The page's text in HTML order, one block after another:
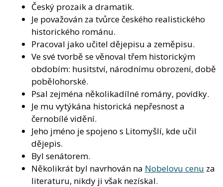
Český prozaik a dramatik.
Je považován za tvůrce českého realistického
historického románu.
Pracoval jako učitel dějepisu a zeměpisu.
Ve své tvorbě se věnoval třem historickým
obdobím: husitství, národnímu obrození, době
pobělohorské.
Psal zejména několikadílné romány, povídky.
Je mu vytýkána historická nepřesnost a
černobílé vidění.
Jeho jméno je spojeno s Litomyšlí, kde učil
dějepis.
Byl senátorem.
Několikrát byl navrhován na Nobelovu cenu za
literaturu, nikdy ji však nezískal.